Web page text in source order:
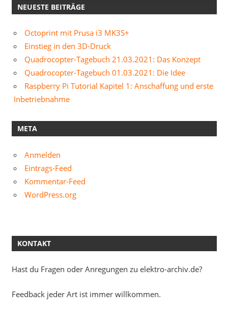
NEUESTE BEITRÄGE
Octoprint mit Prusa i3 MK3S+
Einstieg in den 3D-Druck
Quadrocopter-Tagebuch 21.03.2021: Das Konzept
Quadrocopter-Tagebuch 01.03.2021: Die Idee
Raspberry Pi Tutorial Kapitel 1: Anschaffung und erste
Inbetriebnahme
META
Anmelden
Eintrags-Feed
Kommentar-Feed
WordPress.org
KONTAKT
Hast du Fragen oder Anregungen zu elektro-archiv.de?
Feedback jeder Art ist immer willkommen.